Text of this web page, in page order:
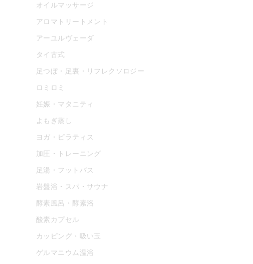
オイルマッサージ
アロマトリートメント
アーユルヴェーダ
タイ古式
足つぼ・足裏・リフレクソロジー
ロミロミ
妊娠・マタニティ
よもぎ蒸し
ヨガ・ピラティス
加圧・トレーニング
足湯・フットバス
岩盤浴・スパ・サウナ
酵素風呂・酵素浴
酸素カプセル
カッピング・吸い玉
ゲルマニウム温浴